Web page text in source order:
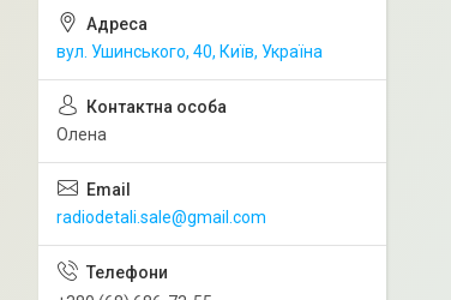
вул. Ушинського, 40, Київ, Україна
Олена
radiodetali.sale@gmail.com